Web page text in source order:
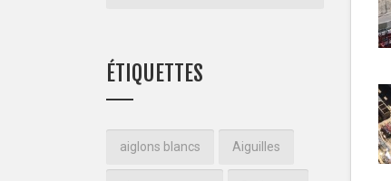
ÉTIQUETTES
aiglons blancs Aiguilles